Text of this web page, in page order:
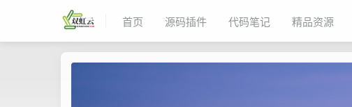
首页 源码插件 代码笔记 精品资源